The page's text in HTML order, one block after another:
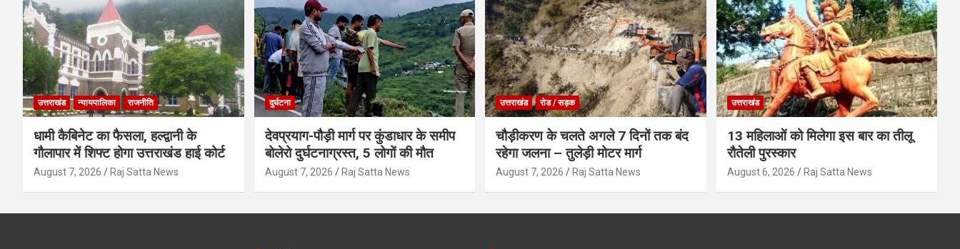
उत्तराखंड न्यायपालिका राजनीति
धामी कैबिनेट का फैसला, हल्द्वानी के
गौलापार में शिफ्ट होगा उत्तराखंड हाई कोर्ट
August 7, 2026 Raj Satta News
दुर्घटना
देवप्रयाग-पौड़ी मार्ग पर कुंडाधार के समीप
बोलेरो दुर्घटनाग्रस्त, 5 लोगों की मौत
August 7, 2026 Raj Satta News
उत्तराखंड रोड / सड़क
चौड़ीकरण के चलते अगले 7 दिनों तक बंद
रहेगा जलना – तुलेड़ी मोटर मार्ग
August 7, 2026 Raj Satta News
उत्तराखंड
13 महिलाओं को मिलेगा इस बार का तीलू
रौतेली पुरस्कार
August 6, 2026 Raj Satta News